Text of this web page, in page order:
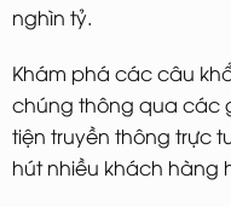
nghìn tỷ.
Khám phá các câu
chúng thông qua các
tiện truyền thông trực
hút nhiều khách hàng